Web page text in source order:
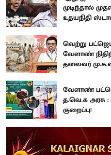
முடிந்தால்
உதயநிதி
வெற்று
வேளாண்
தலைவர்
வேளாண்
த.வெ.க அரசு :
குறைப்பு!